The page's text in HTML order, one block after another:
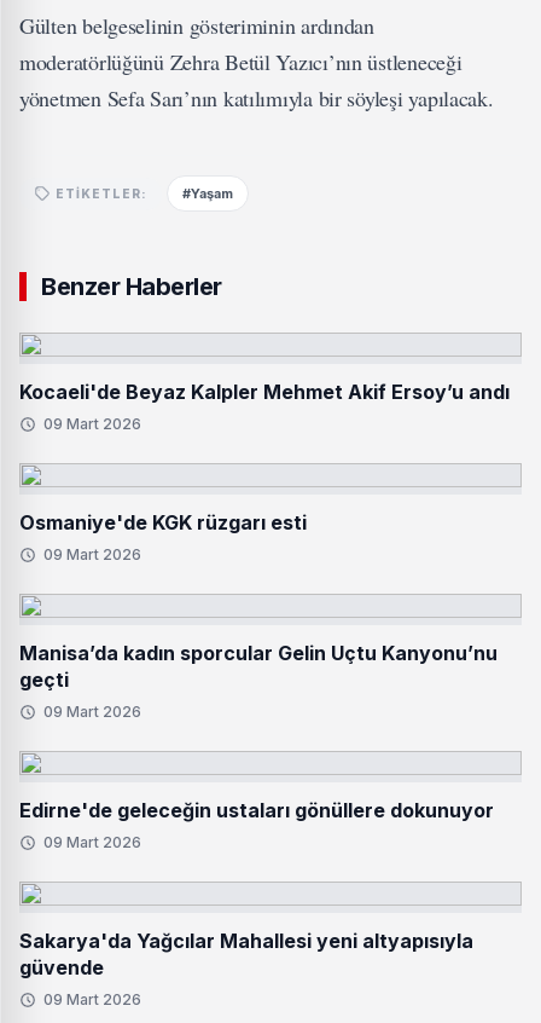
Gülten belgeselinin gösteriminin ardından
moderatörlüğünü Zehra Betül Yazıcı’nın üstleneceği
yönetmen Sefa Sarı’nın katılımıyla bir söyleşi yapılacak.
ETIKETLER: #Yaşam
Benzer Haberler
Kocaeli'de Beyaz Kalpler Mehmet Akif Ersoy’u andı
09 Mart 2026
Osmaniye'de KGK rüzgarı esti
09 Mart 2026
Manisa’da kadın sporcular Gelin Uçtu Kanyonu’nu
geçti
09 Mart 2026
Edirne'de geleceğin ustaları gönüllere dokunuyor
09 Mart 2026
Sakarya'da Yağcılar Mahallesi yeni altyapısıyla
güvende
09 Mart 2026